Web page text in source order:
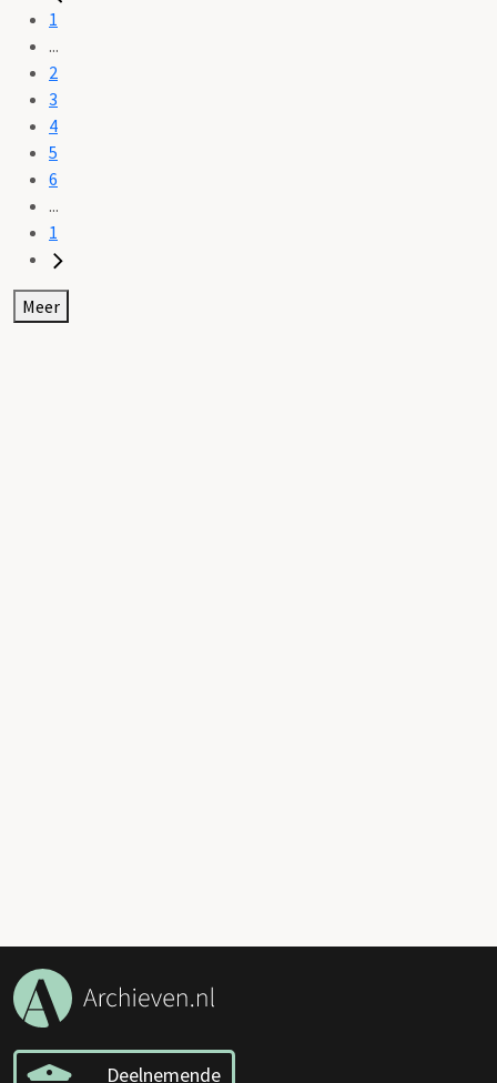
1
...
2
3
4
5
6
...
1
Meer
Deelnemende